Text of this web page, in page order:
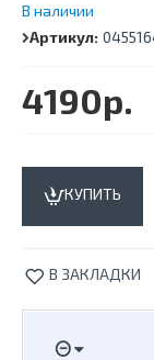
В наличии
Артикул:
4190р.
КУПИТЬ
В ЗАКЛАДКИ